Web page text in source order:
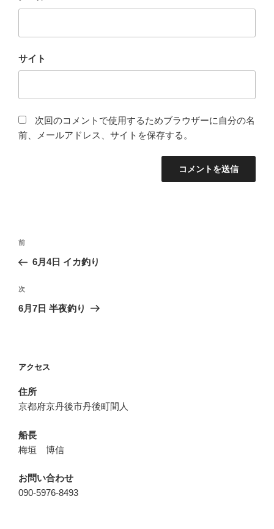
サイト
次回のコメントで使用するためブラウザーに自分の名
前、メールアドレス、サイトを保存する。
投
ナ
ビ
ゲ
ン
前
の
稿
前
6月4日 イカ釣り
次
の
次
6月7日 半夜釣り
アクセス
住所
京都府京丹後市丹後町間人
船長
梅垣 博信
お問い合わせ
090-5976-8493